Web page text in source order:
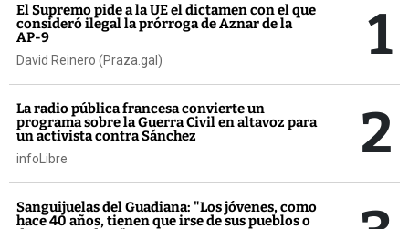
El Supremo pide a la UE el dictamen con el que
consideró ilegal la prórroga de Aznar de la
AP-9
David Reinero (Praza.gal) 1
La radio pública francesa convierte un
programa sobre la Guerra Civil en altavoz para
un activista contra Sánchez
infoLibre 2
Sanguijuelas del Guadiana: "Los jóvenes, como
hace 40 años, tienen que irse de sus pueblos o